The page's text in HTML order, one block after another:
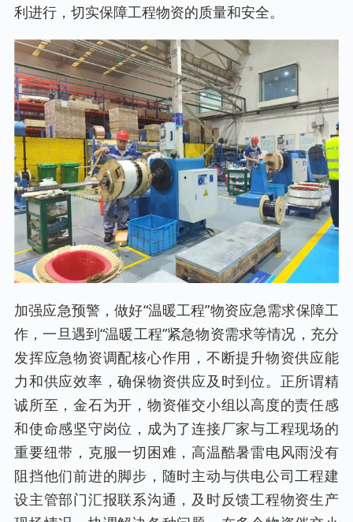
利进行，切实保障工程物资的质量和安全。
加强应急预警，做好“温暖工程”物资应急需求保障工
作，一旦遇到“温暖工程”紧急物资需求等情况，充分
发挥应急物资调配核心作用，不断提升物资供应能
力和供应效率，确保物资供应及时到位。正所谓精
诚所至，金石为开，物资催交小组以高度的责任感
和使命感坚守岗位，成为了连接厂家与工程现场的
重要纽带，克服一切困难，高温酷暑雷电风雨没有
阻挡他们前进的脚步，随时主动与供电公司工程建
设主管部门汇报联系沟通，及时反馈工程物资生产